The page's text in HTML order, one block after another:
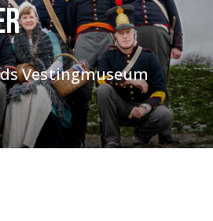
Vestingmuseum